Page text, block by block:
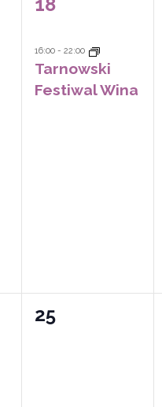
16:00-22:00
Tarnowski
Festiwal Wina
0
25